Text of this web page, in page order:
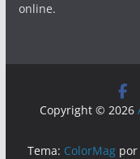
online.
Copyright © 2026
Tema: ColorMagpor